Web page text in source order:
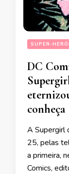
SUPER-
DC
conheça
A Supergirl
25, pelas
a primeira,
Comics,